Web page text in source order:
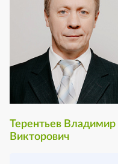
Терентьев Владимир
Викторович